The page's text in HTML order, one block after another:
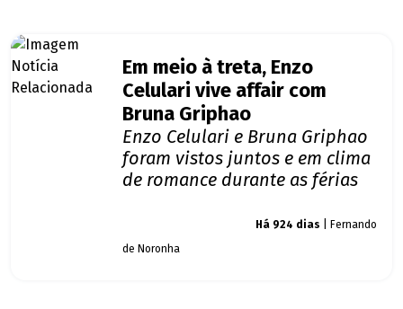
Em meio à treta, Enzo
Celulari vive affair com
Bruna Griphao
Enzo Celulari e Bruna Griphao
foram vistos juntos e em clima
de romance durante as férias
Há 924 dias | Fernando
de Noronha